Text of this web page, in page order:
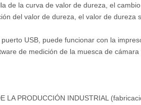
de la curva de valor de dureza, el
del valor de dureza, el valor de
USB, puede funcionar con la
de medición de la muesca de cámara
LA PRODUCCIÓN INDUSTRIAL